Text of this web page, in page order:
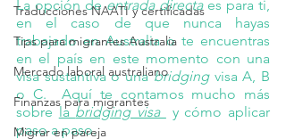
Traducciones NAATI y certificadas
Tips para migrantes Australia
Mercado laboral australiano
Finanzas para migrantes
Migrar en pareja
La opción de entrada directa es para ti,
en el caso de que nunca hayas
trabajado en Australia o te encuentras
en el país en este momento con una
visa sustantiva o una bridging visa A, B
o C.  Aquí te contamos mucho más
sobre la bridging visa
y cómo aplicar
paso a paso.